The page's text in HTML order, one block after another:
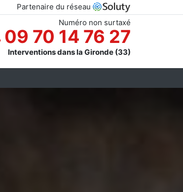
Partenaire du réseau
Numéro non surtaxé
09 70 14 76 27
Interventions dans la Gironde (33)